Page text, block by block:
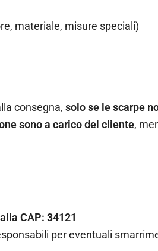
materiale, misure speciali)
consegna, solo se le scarpe
sono a carico del cliente,
CAP: 34121
per eventuali